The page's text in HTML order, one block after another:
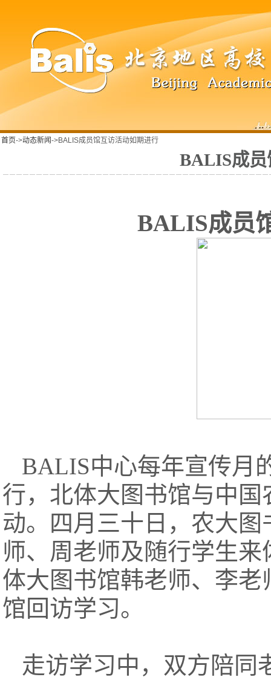
首页->动态新闻->BALIS成员馆互访活动如期进行
BALIS成员
BALIS成员
BALIS中心每年宣传月
行，北体大图书馆与中
动。四月三十日，农大
师、周老师及随行学生
体大图书馆韩老师、李
馆回访学习。
走访学习中，双方陪同